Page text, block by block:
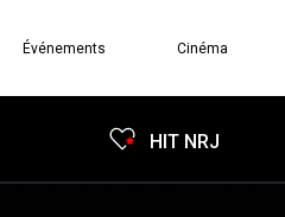
Événements Cinéma
HIT NRJ